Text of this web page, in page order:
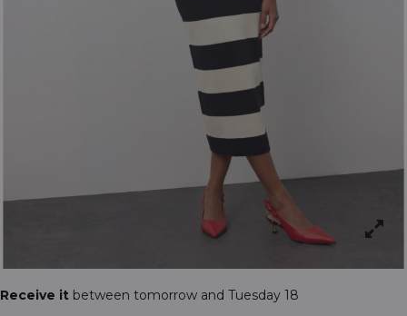
Receive it between tomorrow and Tuesday 18